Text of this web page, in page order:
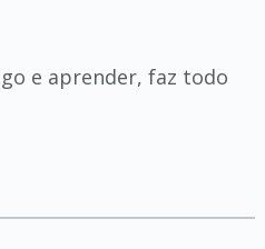
e aprender, faz todo